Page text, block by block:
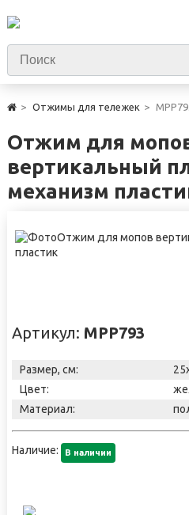
Отжимы для тележек
Отжим для
вертикальный
механизм
Артикул: MPP793
Размер, см:
Цвет:
Материал:
Наличие: В наличии